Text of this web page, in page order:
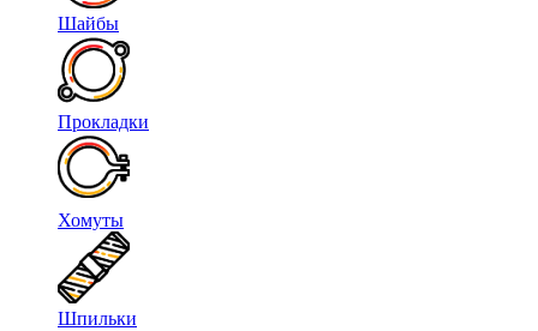
Шайбы
Прокладки
Хомуты
Шпильки